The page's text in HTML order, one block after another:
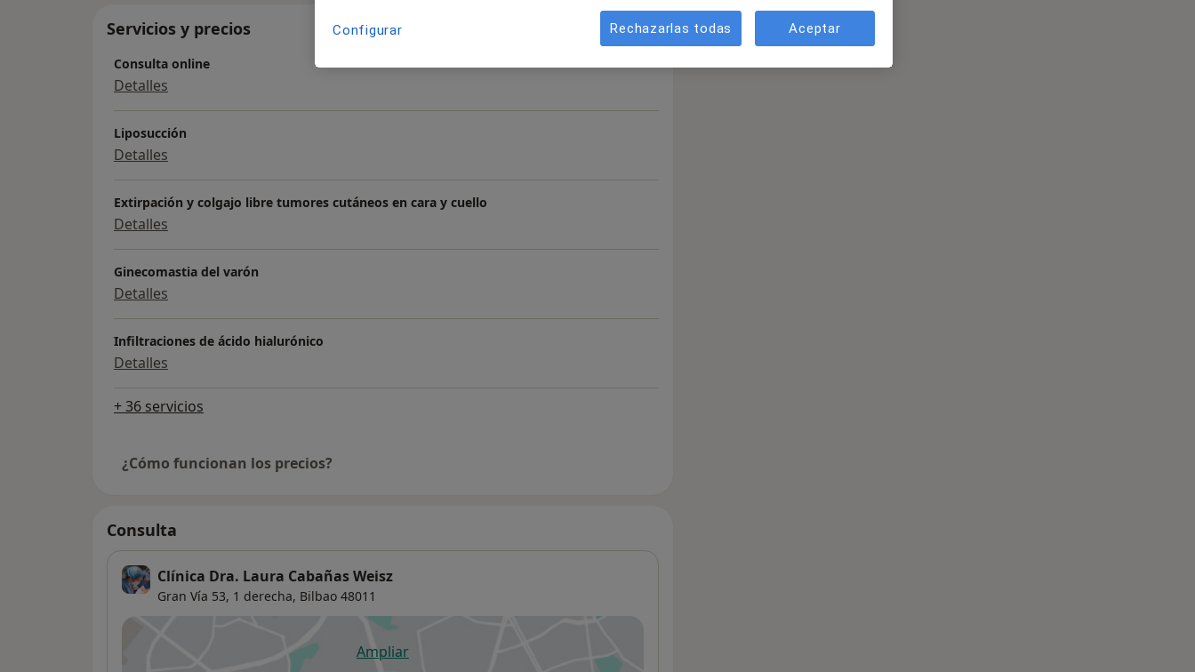
Servicios y precios
Consulta online
Detalles
Liposucción
Detalles
Extirpación y colgajo libre tumores cutáneos en cara y cuello
Detalles
Ginecomastia del varón
Detalles
Infiltraciones de ácido hialurónico
Detalles
+ 36 servicios
¿Cómo funcionan los precios?
Consulta
Clínica Dra. Laura Cabañas Weisz
Gran Vía 53, 1 derecha, Bilbao 48011
Ampliarse abre en una nueva pestaña
Configurar Rechazarlas todas Aceptar